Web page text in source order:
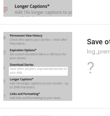
Save
?